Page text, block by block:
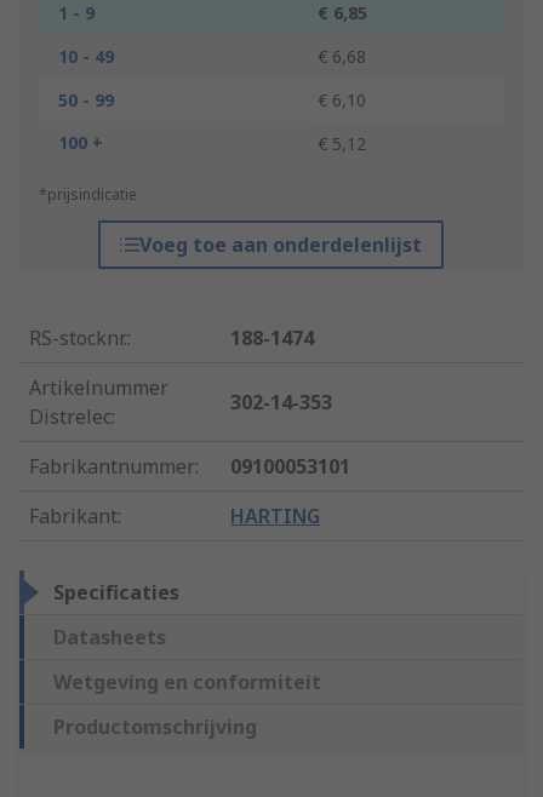
1 - 9
€ 6,85
10 - 49
€ 6,68
50 - 99
€ 6,10
100 +
€ 5,12
*prijsindicatie
Voeg toe aan onderdelenlijst
RS-stocknr.:
188-1474
Artikelnummer
Distrelec:
302-14-353
Fabrikantnummer:
09100053101
Fabrikant: HARTING
Specificaties
Datasheets
Wetgeving en conformiteit
Productomschrijving